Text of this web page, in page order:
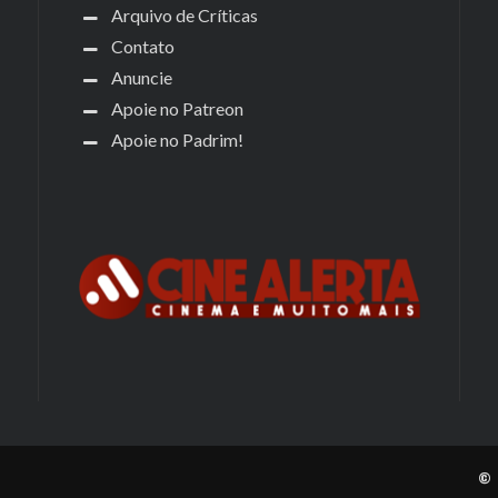
Arquivo de Críticas
Contato
Anuncie
Apoie no Patreon
Apoie no Padrim!
©